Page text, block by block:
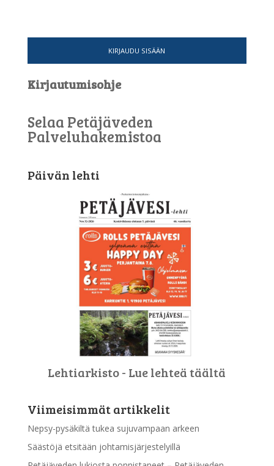
KIRJAUDU SISÄÄN
Kirjautumisohje
Selaa Petäjäveden
Palveluhakemistoa
Päivän lehti
Lehtiarkisto - Lue lehteä täältä
Viimeisimmät artikkelit
Nepsy-pysäkiltä tukea sujuvampaan arkeen
Säästöjä etsitään johtamisjärjestelyillä